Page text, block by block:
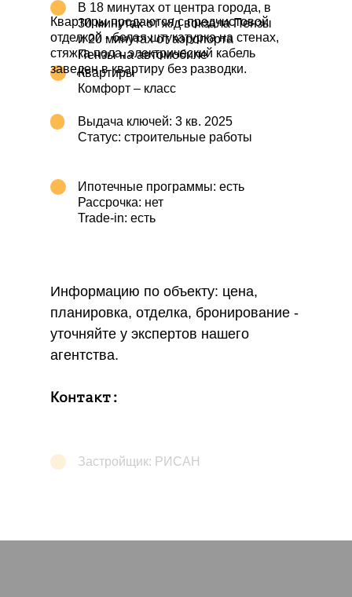
В 18 минутах от центра города, в
30 минутах от ж/д вокзала Пензы
и 20 минутах от аэропорта
Пензы на автомобиле
Квартиры
Комфорт – класс
Квартиры продаются с предчистовой
отделкой - белая штукатурка на стенах,
стяжка пола, электрический кабель
заведен в квартиру без разводки.
Выдача ключей: 3 кв. 2025
Статус: строительные работы
Ипотечные программы: есть
Рассрочка: нет
Trade-in: есть
Информацию по объекту: цена,
планировка, отделка, бронирование -
уточняйте у экспертов нашего
агентства.
Контакт:
Застройщик: РИСАН